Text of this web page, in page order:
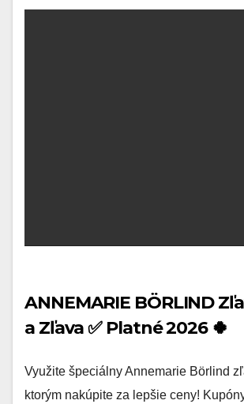
ANNEMARIE BÖRLIND
a Zľava ✅ Platné 2026 🍀
Využite špeciálny Annemarie Börlind
ktorým nakúpite za lepšie ceny!